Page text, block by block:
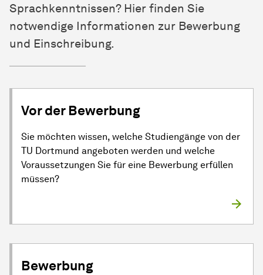
Sprachkenntnissen? Hier finden Sie
notwendige Informationen zur Bewerbung
und Einschreibung.
Vor der Bewerbung
Sie möchten wissen, welche Studiengänge von der
TU Dortmund angeboten werden und welche
Voraussetzungen Sie für eine Bewerbung erfüllen
müssen?
Bewerbung